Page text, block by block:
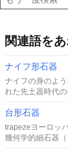
関連語を
ナイフ形石器
ナイフの身のよ
れた先土器時代
台形石器
trapezeヨーロッ
幾何学的細石器